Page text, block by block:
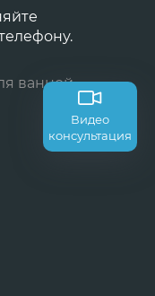
Видео
консультация
ванной